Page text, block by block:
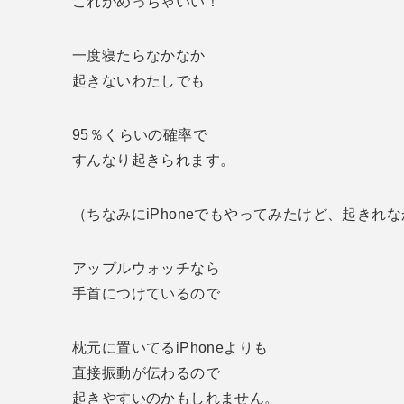
一度寝たらなかなか
起きないわたしでも
95％くらいの確率で
すんなり起きられます。
（ちなみにiPhoneでもやってみたけど、起きれ
アップルウォッチなら
手首につけているので
枕元に置いてるiPhoneよりも
直接振動が伝わるので
起きやすいのかもしれません。